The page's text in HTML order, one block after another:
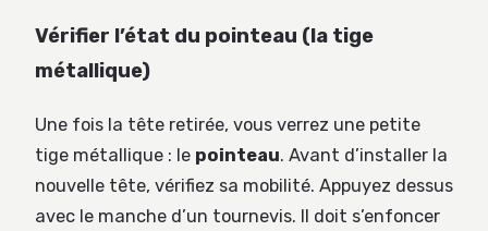
Vérifier l’état du pointeau (la tige
métallique)
Une fois la tête retirée, vous verrez une petite
tige métallique : le pointeau. Avant d’installer la
nouvelle tête, vérifiez sa mobilité. Appuyez dessus
avec le manche d’un tournevis. Il doit s’enfoncer